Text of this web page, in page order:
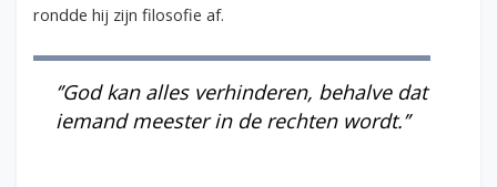
rondde hij zijn filosofie af.
‘’God kan alles verhinderen, behalve dat
iemand meester in de rechten wordt.’’